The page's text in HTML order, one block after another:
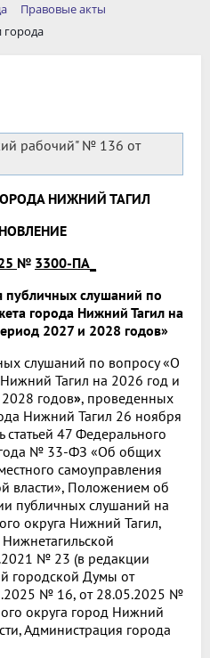
Правовые акты
города
рабочий" № 136 от
НИЖНИЙ ТАГИЛ
№ 3300-ПА_
публичных слушаний по
города Нижний Тагил на
2027 и 2028 годов»
слушаний по вопросу «О
Тагил на 2026 год и
годов», проведенных
Нижний Тагил 26 ноября
статьей 47 Федерального
года № 33-ФЗ «Об общих
самоуправления
власти», Положением об
публичных слушаний на
округа Нижний Тагил,
№ 23 (в редакции
городской Думы от
№ 16, от 28.05.2025 №
округа город Нижний
Администрация города